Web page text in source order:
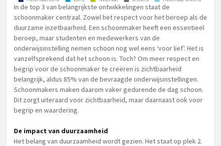
In de top 3 van belangrijkste ontwikkelingen staat de
schoonmaker centraal. Zowel het respect voor het beroep als de
duurzame inzetbaarheid. Een schoonmaker heeft een essentieel
beroep, maar studenten en medewerkers van de
onderwijsinstelling nemen schoon nog wel eens ‘voor lief’. Het is
vanzelfsprekend dat het schoon is. Toch? Om meer respect en
begrip voor de schoonmaker te creëren is zichtbaarheid
belangrijk, aldus 85% van de bevraagde onderwijsinstellingen.
Schoonmakers maken daarom vaker gedurende de dag schoon.
Dit zorgt uiteraard voor zichtbaarheid, maar daarnaast ook voor
begrip en waardering.
De impact van duurzaamheid
Het belang van duurzaamheid wordt gezien. Het staat op plek 2.